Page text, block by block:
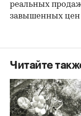
реальных
завышенных
Читайте